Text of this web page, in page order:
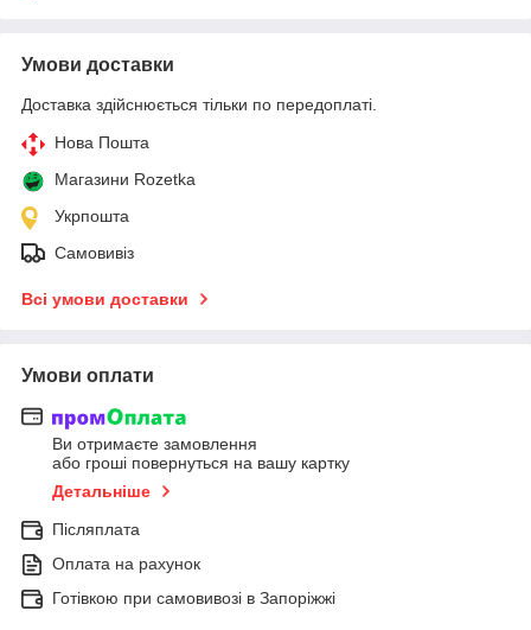
Умови доставки
Доставка здійснюється тільки по передоплаті.
Нова Пошта
Магазини Rozetka
Укрпошта
Самовивіз
Всі умови доставки
Умови оплати
Ви отримаєте замовлення
або гроші повернуться на вашу картку
Детальніше
Післяплата
Оплата на рахунок
Готівкою при самовивозі в Запоріжжі